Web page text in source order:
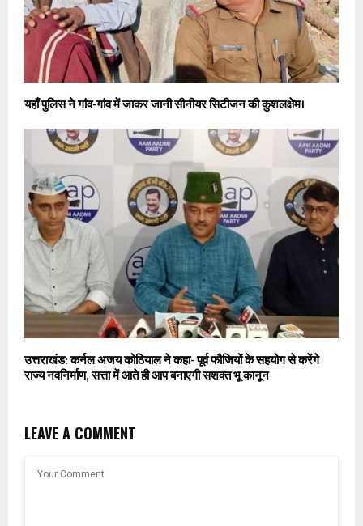
यहाँ पुलिस ने गांव-गांव में जाकर जानी सीनीयर सिटीजन की कुशलक्षेम।
उत्तराखंड: कर्नल अजय कोठियाल ने कहा- पूर्व फौजियों के सहयोग से करेंगे
राज्य नवनिर्माण, सत्ता में आते ही आप बनाएगी सशक्त भू कानून
LEAVE A COMMENT